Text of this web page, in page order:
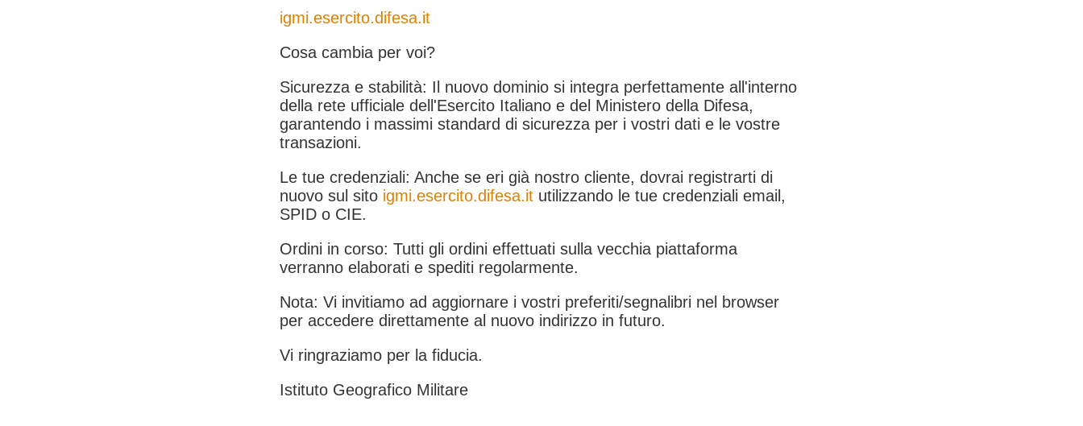
igmi.esercito.difesa.it
Cosa cambia per voi?
Sicurezza e stabilità: Il nuovo dominio si integra perfettamente all'interno
della rete ufficiale dell'Esercito Italiano e del Ministero della Difesa,
garantendo i massimi standard di sicurezza per i vostri dati e le vostre
transazioni.
Le tue credenziali: Anche se eri già nostro cliente, dovrai registrarti di
nuovo sul sito igmi.esercito.difesa.it utilizzando le tue credenziali email,
SPID o CIE.
Ordini in corso: Tutti gli ordini effettuati sulla vecchia piattaforma
verranno elaborati e spediti regolarmente.
Nota: Vi invitiamo ad aggiornare i vostri preferiti/segnalibri nel browser
per accedere direttamente al nuovo indirizzo in futuro.
Vi ringraziamo per la fiducia.
Istituto Geografico Militare